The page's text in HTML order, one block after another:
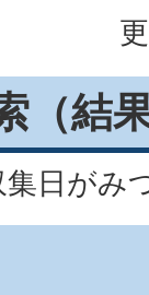
（結
日がみ